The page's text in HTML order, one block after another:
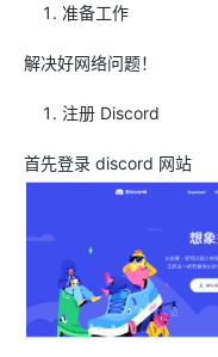
准备工作
解决好网络问题！
注册 Discord
首先登录 discord 网站